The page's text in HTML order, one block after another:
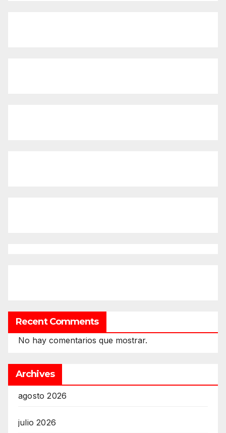
Recent Comments
No hay comentarios que mostrar.
Archives
agosto 2026
julio 2026